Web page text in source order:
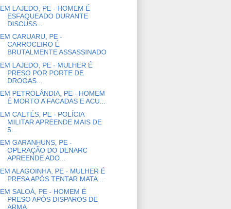
EM LAJEDO, PE - HOMEM É
ESFAQUEADO DURANTE
DISCUSS...
EM CARUARU, PE -
CARROCEIRO É
BRUTALMENTE ASSASSINADO
EM LAJEDO, PE - MULHER É
PRESO POR PORTE DE
DROGAS...
EM PETROLÂNDIA, PE - HOMEM
É MORTO A FACADAS E ACU...
EM CAETÉS, PE - POLÍCIA
MILITAR APREENDE MAIS DE
5...
EM GARANHUNS, PE -
OPERAÇÃO DO DENARC
APREENDE ADO...
EM ALAGOINHA, PE - MULHER É
PRESA APÓS TENTAR MATA...
EM SALOÁ, PE - HOMEM É
PRESO APÓS DISPAROS DE
ARMA...